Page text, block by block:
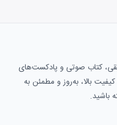
کتاب صوتی و پادکست‌های
بالا، به‌روز و مطمئن به
باشید.